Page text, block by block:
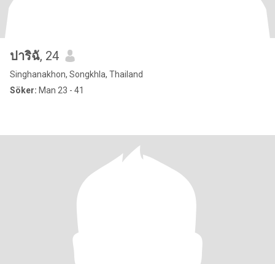
ปาริฉั, 24
Singhanakhon, Songkhla, Thailand
Söker: Man 23 - 41